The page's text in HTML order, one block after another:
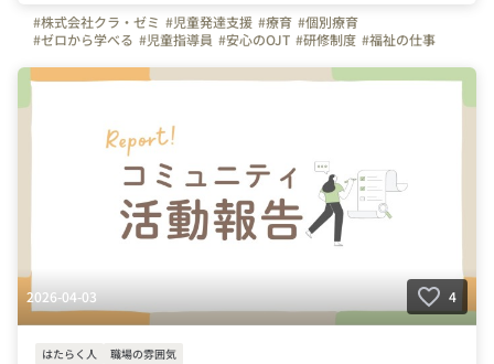
#株式会社クラ・ゼミ #児童発達支援 #療育 #個別療育
#ゼロから学べる #児童指導員 #安心のOJT #研修制度 #福祉の仕事
2026-04-03 4
はたらく人 職場の雰囲気